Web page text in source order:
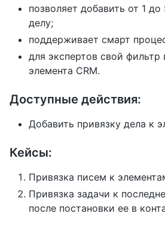
позволяет добавить от 1
делу;
поддерживает смарт
для экспертов свой фильтр
элемента CRM.
Доступные действия:
Добавить привязку дела к
Кейсы:
Привязка писем к
Привязка задачи к
после постановки ее в